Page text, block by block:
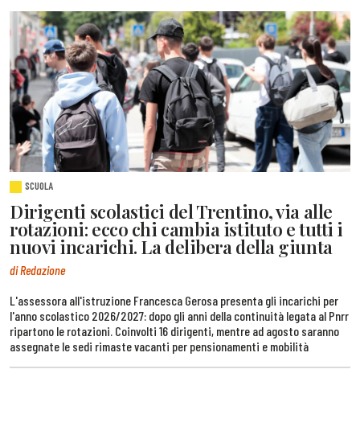
SCUOLA
Dirigenti scolastici del Trentino, via alle
rotazioni: ecco chi cambia istituto e tutti i
nuovi incarichi. La delibera della giunta
di Redazione
L'assessora all'istruzione Francesca Gerosa presenta gli incarichi per
l'anno scolastico 2026/2027: dopo gli anni della continuità legata al Pnrr
ripartono le rotazioni. Coinvolti 16 dirigenti, mentre ad agosto saranno
assegnate le sedi rimaste vacanti per pensionamenti e mobilità